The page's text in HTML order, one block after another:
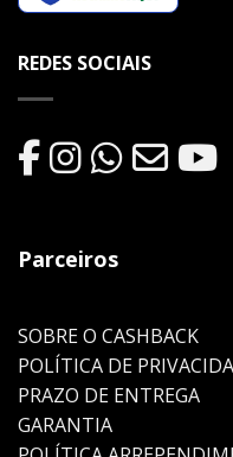
REDES SOCIAIS
Parceiros
SOBRE O CASHBACK
POLÍTICA DE
PRAZO DE ENTREGA
GARANTIA